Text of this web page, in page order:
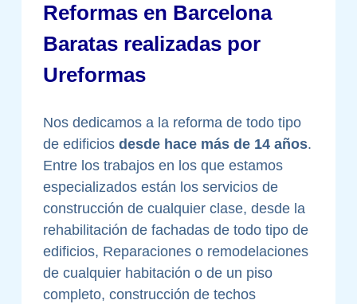
Reformas en Barcelona
Baratas realizadas por
Ureformas
Nos dedicamos a la reforma de todo tipo
de edificios desde hace más de 14 años.
Entre los trabajos en los que estamos
especializados están los servicios de
construcción de cualquier clase, desde la
rehabilitación de fachadas de todo tipo de
edificios, Reparaciones o remodelaciones
de cualquier habitación o de un piso
completo, construcción de techos